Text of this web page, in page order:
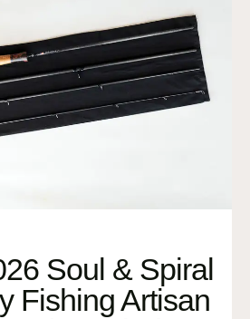
Soul & Spiral
Fishing Artisan